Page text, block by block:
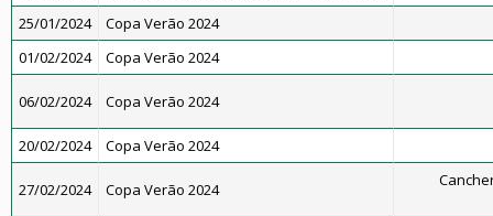
25/01/2024
Copa Verão 2024
01/02/2024
Copa Verão 2024
06/02/2024 Copa Verão 2024
20/02/2024 Copa Verão 2024
27/02/2024 Copa Verão 2024